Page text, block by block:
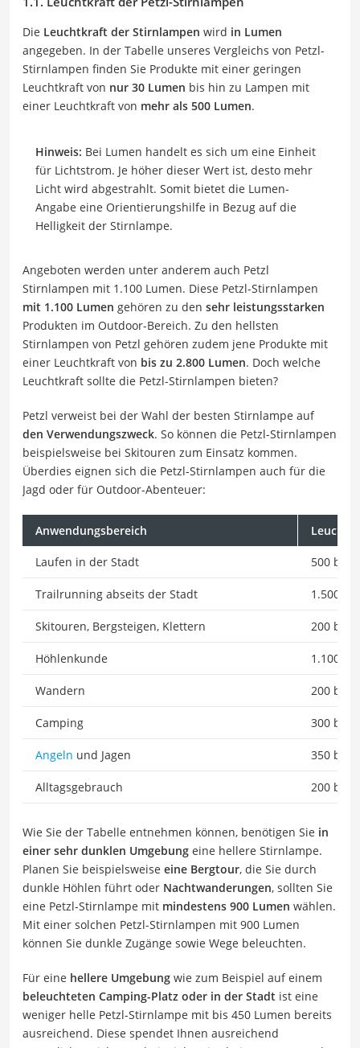
Die Leuchtkraft der Stirnlampen wird in Lumen
angegeben. In der Tabelle unseres Vergleichs von Petzl-
Stirnlampen finden Sie Produkte mit einer geringen
Leuchtkraft von nur 30 Lumen bis hin zu Lampen mit
einer Leuchtkraft von mehr als 500 Lumen.
Hinweis: Bei Lumen handelt es sich um eine Einheit
für Lichtstrom. Je höher dieser Wert ist, desto mehr
Licht wird abgestrahlt. Somit bietet die Lumen-
Angabe eine Orientierungshilfe in Bezug auf die
Helligkeit der Stirnlampe.
Angeboten werden unter anderem auch Petzl
Stirnlampen mit 1.100 Lumen. Diese Petzl-Stirnlampen
mit 1.100 Lumen gehören zu den sehr leistungsstarken
Produkten im Outdoor-Bereich. Zu den hellsten
Stirnlampen von Petzl gehören zudem jene Produkte mit
einer Leuchtkraft von bis zu 2.800 Lumen. Doch welche
Leuchtkraft sollte die Petzl-Stirnlampen bieten?
Petzl verweist bei der Wahl der besten Stirnlampe auf
den Verwendungszweck. So können die Petzl-Stirnlampen
beispielsweise bei Skitouren zum Einsatz kommen.
Überdies eignen sich die Petzl-Stirnlampen auch für die
Jagd oder für Outdoor-Abenteuer:
Anwendungsbereich
Laufen in der Stadt 500 bis
Trailrunning abseits der Stadt 1.500
Skitouren, Bergsteigen, Klettern 200 bis
Höhlenkunde 1.100
Wandern 200 bis
Camping 300 bis
Angeln und Jagen 350 bis
Alltagsgebrauch 200 bis
Wie Sie der Tabelle entnehmen können, benötigen Sie in
einer sehr dunklen Umgebung eine hellere Stirnlampe.
Planen Sie beispielsweise eine Bergtour, die Sie durch
dunkle Höhlen führt oder Nachtwanderungen, sollten Sie
eine Petzl-Stirnlampe mit mindestens 900 Lumen wählen.
Mit einer solchen Petzl-Stirnlampen mit 900 Lumen
können Sie dunkle Zugänge sowie Wege beleuchten.
Für eine hellere Umgebung wie zum Beispiel auf einem
beleuchteten Camping-Platz oder in der Stadt ist eine
weniger helle Petzl-Stirnlampe mit bis 450 Lumen bereits
ausreichend. Diese spendet Ihnen ausreichend